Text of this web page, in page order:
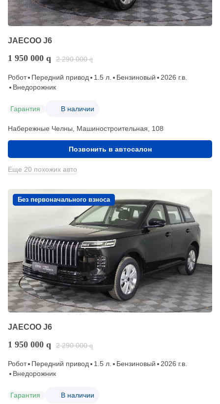
JAECOO J6
1 950 000 q 2 290 000 q
Робот Передний привод 1.5 л. Бензиновый
2026 г.в.
Внедорожник
Гарантия В наличии
Набережные Челны, Машиностроительная, 108
Позвонить в автосалон
Еще 20 похожих авто
Без первоначального взноса
JAECOO J6
1 950 000 q 2 290 000 q
Робот Передний привод 1.5 л. Бензиновый
2026 г.в.
Внедорожник
Гарантия В наличии